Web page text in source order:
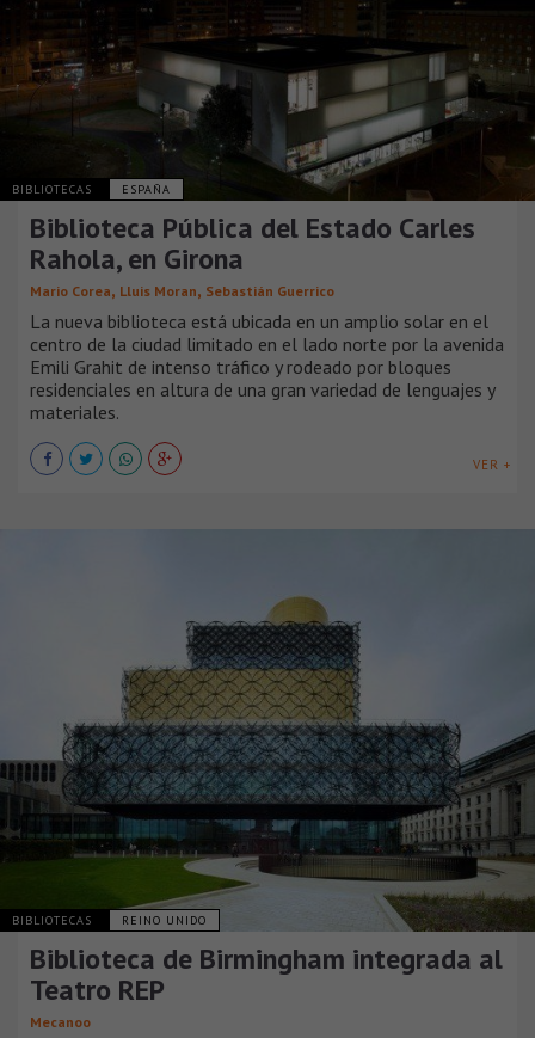
BIBLIOTECAS ESPAÑA
Biblioteca Pública del Estado Carles
Rahola, en Girona
Mario Corea, Lluis Moran, Sebastián Guerrico
La nueva biblioteca está ubicada en un amplio solar en el
centro de la ciudad limitado en el lado norte por la avenida
Emili Grahit de intenso tráfico y rodeado por bloques
residenciales en altura de una gran variedad de lenguajes y
materiales.
VER +
BIBLIOTECAS REINO UNIDO
Biblioteca de Birmingham integrada al
Teatro REP
Mecanoo